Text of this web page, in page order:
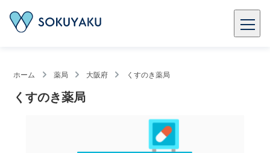
ホーム 薬局 大阪府 くすのき薬局
くすのき薬局